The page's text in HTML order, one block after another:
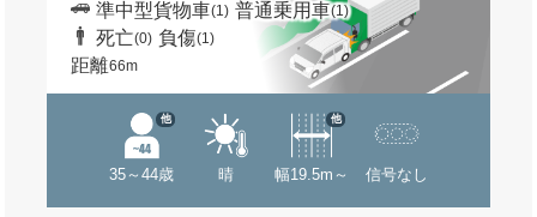
準中型貨物車(1) 普通乗用車(1)
死亡(0) 負傷(1)
距離66m
35～44歳
他
晴 幅19.5m～
他
信号なし